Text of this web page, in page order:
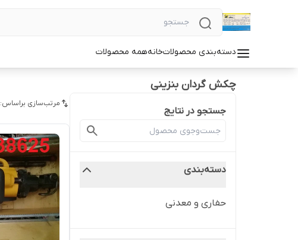
دسته‌بندی محصولاتخانههمه محصولات
چکش گردان بنزینی
جستجو در نتایج
دسته‌بندی
حفاری و معدنی
مرتب‌سازی براساس: